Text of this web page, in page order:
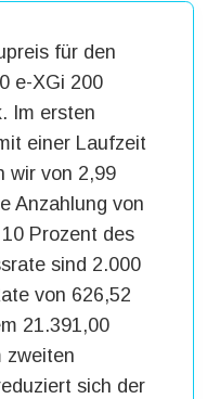
für den
e-XGi 200
Im ersten
einer Laufzeit
wir von 2,99
Anzahlung von
Prozent des
sind 2.000
von 626,52
21.391,00
zweiten
sich der